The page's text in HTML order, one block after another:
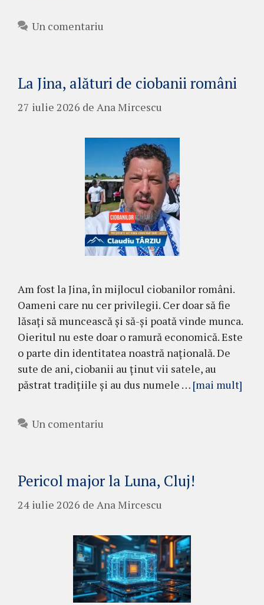
Un comentariu
La Jina, alături de ciobanii români
27 iulie 2026 de Ana Mircescu
Am fost la Jina, în mijlocul ciobanilor români.
Oameni care nu cer privilegii. Cer doar să fie
lăsați să muncească și să-și poată vinde munca.
Oieritul nu este doar o ramură economică. Este
o parte din identitatea noastră națională. De
sute de ani, ciobanii au ținut vii satele, au
păstrat tradițiile și au dus numele … [mai mult]
Un comentariu
Pericol major la Luna, Cluj!
24 iulie 2026 de Ana Mircescu